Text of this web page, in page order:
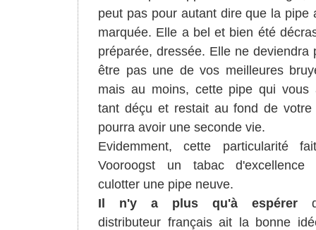
peut pas pour autant dire que la pipe
marquée. Elle a bel et bien été
préparée, dressée. Elle ne deviendra
être pas une de vos meilleures
mais au moins, cette pipe qui vous
tant déçu et restait au fond de votre
pourra avoir une seconde vie.
Evidemment, cette particularité
Vooroogst un tabac d'excellence
culotter une pipe neuve.
Il n'y a plus qu'à espérer
distributeur français ait la bonne